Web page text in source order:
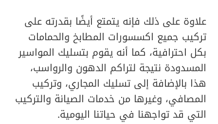
علاوة على ذلك فإنه يتمتع أيضًا بقدرته على
تركيب جميع اكسسورات المطابخ والحمامات
بكل احترافية، كما أنه يقوم بتسليك المواسير
المسدودة نتيجة لتراكم الدهون والرواسب،
هذا بالإضافة إلى تسليك المجاري، وتركيب
المصافي، وغيرها من خدمات الصيانة والتركيب
التي قد تواجهنا في حياتنا اليومية.